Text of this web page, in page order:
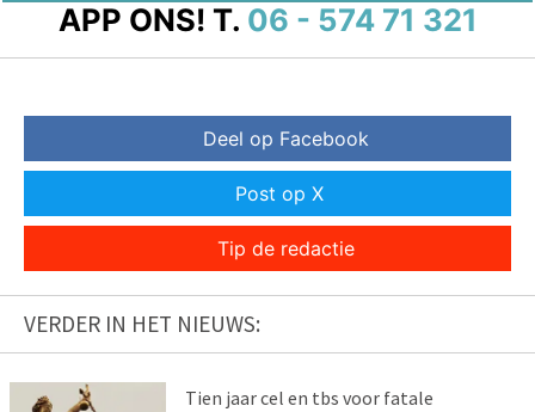
APP ONS! T. 06 - 574 71 321
Deel op Facebook
Post op X
Tip de redactie
VERDER IN HET NIEUWS:
Tien jaar cel en tbs voor fatale